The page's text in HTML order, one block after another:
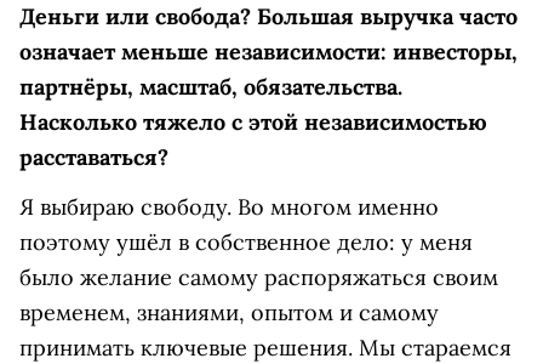
Деньги или свобода? Большая выручка часто
означает меньше независимости: инвесторы,
партнёры, масштаб, обязательства.
Насколько тяжело с этой независимостью
расставаться?
Я выбираю свободу. Во многом именно
поэтому ушёл в собственное дело: у меня
было желание самому распоряжаться своим
временем, знаниями, опытом и самому
принимать ключевые решения. Мы стараемся